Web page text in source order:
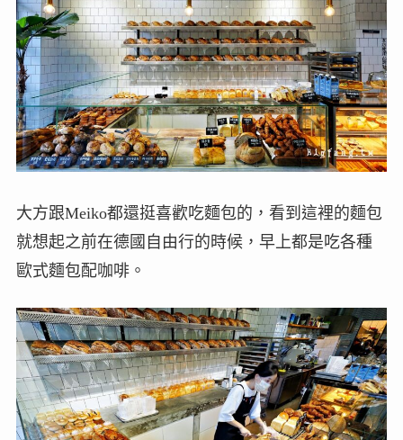
大方跟Meiko都還挺喜歡吃麵包的，看到這裡的麵包
就想起之前在德國自由行的時候，早上都是吃各種
歐式麵包配咖啡。